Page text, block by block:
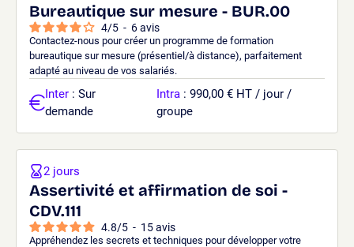
Bureautique sur mesure - BUR.00
4/5 - 6avis
Contactez-nous pour créer un programme de formation
bureautique sur mesure (présentiel/à distance), parfaitement
adapté au niveau de vos salariés.
Inter : Sur
demande
Intra: 990,00 € HT / jour /
groupe
Assertivité et affirmation de soi -
CDV.111
4.8/5 - 15avis
Appréhendez les secrets et techniques pour développer votre
2 jours